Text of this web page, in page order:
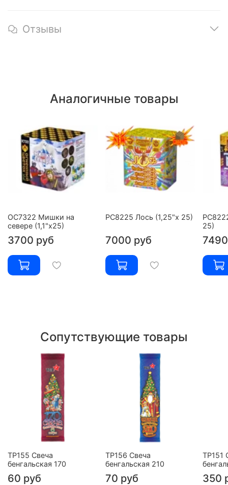
Отзывы
Аналогичные товары
ОС7322 Мишки на
севере (1,1"х25)
3700 руб
РС8225 Лось (1,25"х 25)
7000 руб
25)
Сопутствующие товары
ТР155 Свеча
бенгальская 170
60 руб
ТР156 Свеча
бенгальская 210
70 руб
ТР151
350